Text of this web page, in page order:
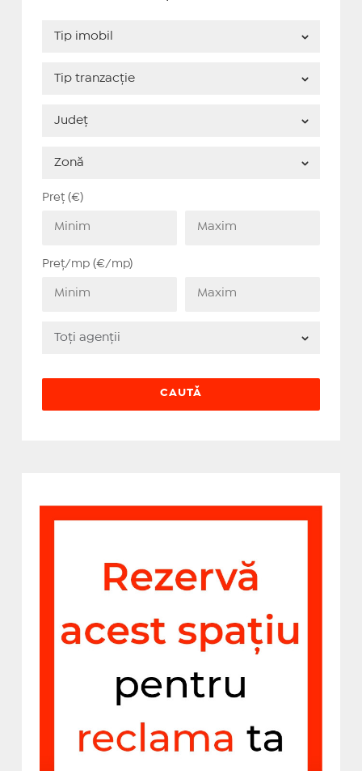
Preț (€)
Preț/mp (€/mp)